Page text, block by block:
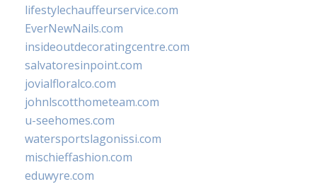
lifestylechauffeurservice.com
EverNewNails.com
insideoutdecoratingcentre.com
salvatoresinpoint.com
jovialfloralco.com
johnlscotthometeam.com
u-seehomes.com
watersportslagonissi.com
mischieffashion.com
eduwyre.com